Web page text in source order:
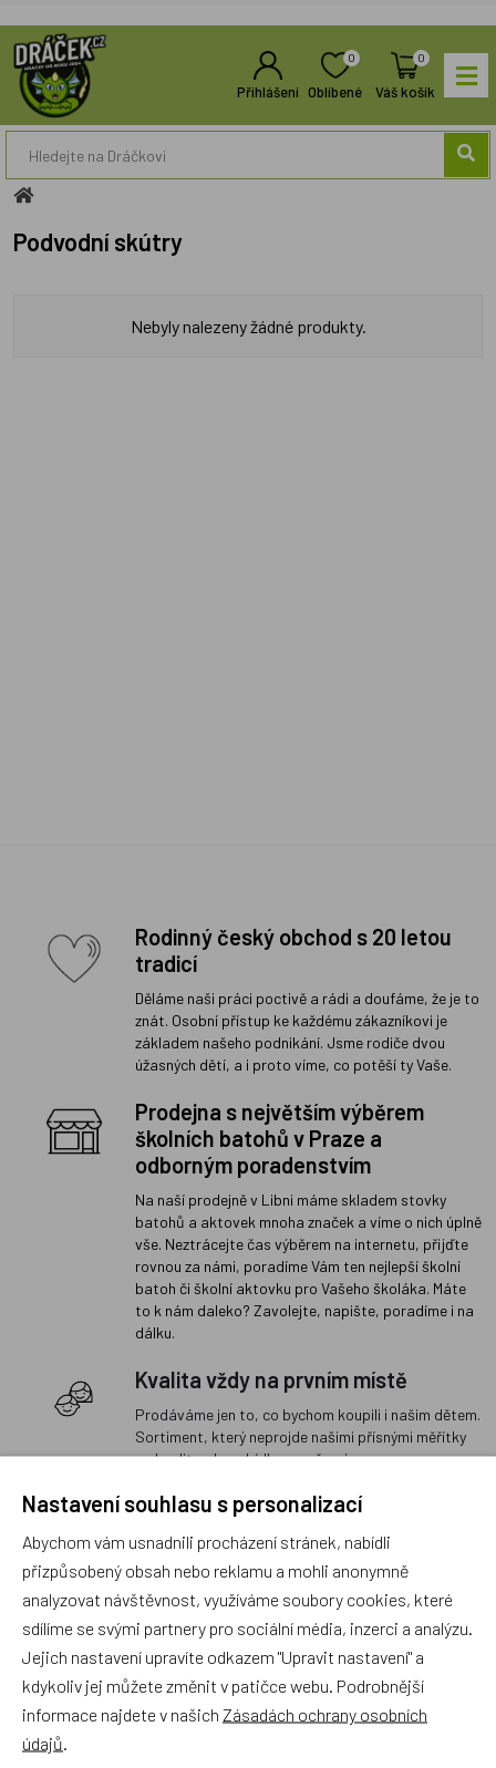
Přihlášení
0
Oblíbené
0
Váš košík
Podvodní skútry
Nebyly nalezeny žádné produkty.
Rodinný český obchod s 20 letou
tradicí
Děláme naši práci poctivě a rádi a doufáme, že je to
znát. Osobní přístup ke každému zákazníkovi je
základem našeho podnikání. Jsme rodiče dvou
úžasných dětí, a i proto víme, co potěší ty Vaše.
Prodejna s největším výběrem
školních batohů v Praze a
odborným poradenstvím
Na naší prodejně v Libni máme skladem stovky
batohů a aktovek mnoha značek a víme o nich úplně
vše. Neztrácejte čas výběrem na internetu, přijďte
rovnou za námi, poradíme Vám ten nejlepší školní
batoh či školní aktovku pro Vašeho školáka. Máte
to k nám daleko? Zavolejte, napište, poradíme i na
dálku.
Kvalita vždy na prvním místě
Prodáváme jen to, co bychom koupili i našim dětem.
Sortiment, který neprojde našimi přísnými měřítky
na kvalitu, do nabídky nezařazujeme.
Rychlé vyřízení reklamace i na dálku
Pokud to povaha vady umožňuje (zjevná
neopravitelnost výrobku), reklamaci vyřídíme i na
základě pouhého zaslání fotografií na náš email a
vyměníme zboží kus za kus. Vždy se snažíme šetřit
Váš čas a peníze. Můžeme si to dovolit, protože
naše kvalitní zboží zákazníci téměř nereklamují.
Milujeme české výrobky
Nastavení souhlasu s personalizací
Abychom vám usnadnili procházení stránek, nabídli
přizpůsobený obsah nebo reklamu a mohli anonymně
analyzovat návštěvnost, využíváme soubory cookies, které
sdílíme se svými partnery pro sociální média, inzerci a analýzu.
Jejich nastavení upravíte odkazem "Upravit nastavení" a
kdykoliv jej můžete změnit v patičce webu. Podrobnější
informace najdete v našich Zásadách ochrany osobních
údajů